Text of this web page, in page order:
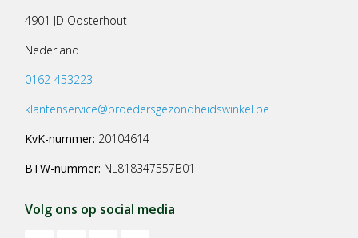
4901 JD Oosterhout
Nederland
0162-453223
klantenservice@broedersgezondheidswinkel.be
KvK-nummer: 20104614
BTW-nummer: NL818347557B01
Volg ons op social media